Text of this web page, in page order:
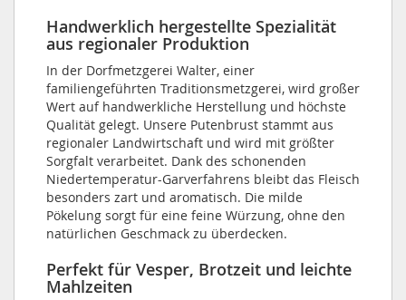
Handwerklich hergestellte Spezialität
aus regionaler Produktion
In der Dorfmetzgerei Walter, einer
familiengeführten Traditionsmetzgerei, wird großer
Wert auf handwerkliche Herstellung und höchste
Qualität gelegt. Unsere Putenbrust stammt aus
regionaler Landwirtschaft und wird mit größter
Sorgfalt verarbeitet. Dank des schonenden
Niedertemperatur-Garverfahrens bleibt das Fleisch
besonders zart und aromatisch. Die milde
Pökelung sorgt für eine feine Würzung, ohne den
natürlichen Geschmack zu überdecken.
Perfekt für Vesper, Brotzeit und leichte
Mahlzeiten